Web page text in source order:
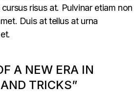
risus at. Pulvinar etiam non
Duis at tellus at urna
A NEW ERA IN
TRICKS”